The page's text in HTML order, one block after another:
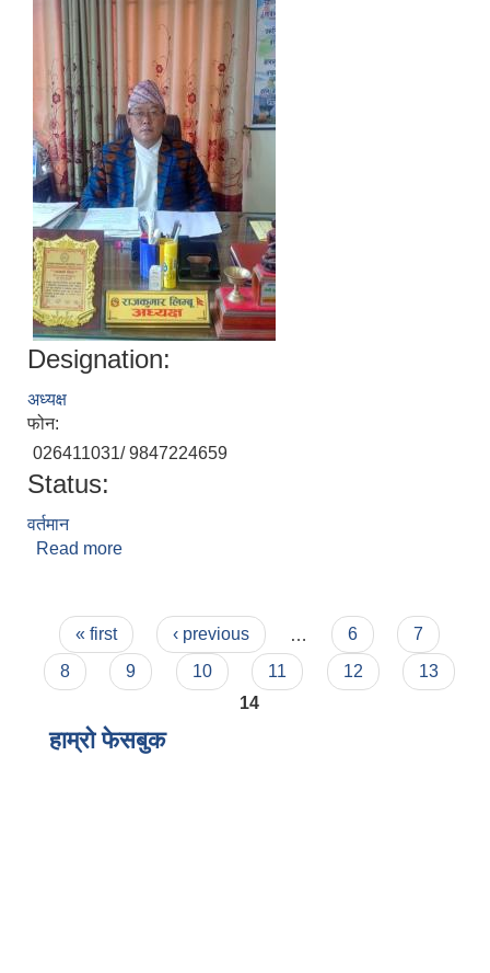
Designation:
अध्यक्ष
फोन:
026411031/ 9847224659
Status:
वर्तमान
Read more
Pages
« first ‹ previous … 6
7
8
9 10 11 12
13
14
हाम्राे फेसबुक